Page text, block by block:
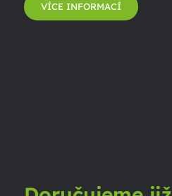
VÍCE INFORMACÍ